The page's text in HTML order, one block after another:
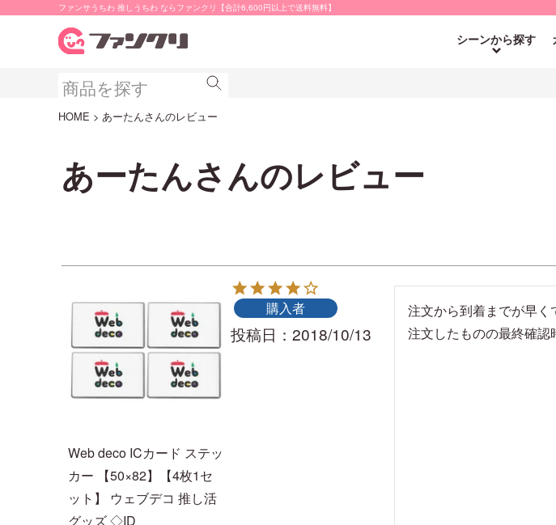
ファンサうちわ 推しうちわ ならファンクリ【合計6,600円以上で送料無料】
シーンから探す
HOME あーたんさんのレビュー
あーたんさんのレビュー
Web deco ICカード ステッ
カー 【50×82】【4枚1セ
ット】 ウェブデコ 推し活
グッズ ◇ID
購入者
投稿日 2018/10/13
注文から到着までが早く
注文したものの最終確認